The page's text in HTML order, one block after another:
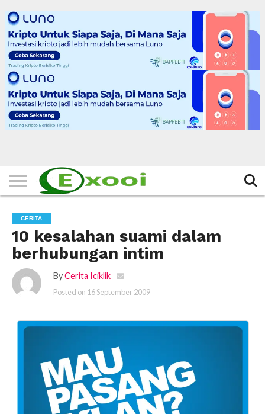
HOME
FILTER
BERITA
BIODATA
CERITA
CERPEN
EKSKLUSIF
FOTO
VIDEO
TIPS
MORE
CERITA
10 kesalahan suami dalam
berhubungan intim
By Cerita Iciklik
Posted on 16 September 2009